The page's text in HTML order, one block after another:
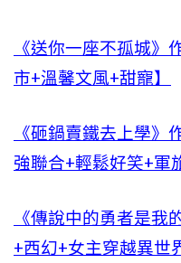
《送你一座不孤城》
市+溫馨文風+甜寵】
《砸鍋賣鐵去上學》
強聯合+輕鬆好笑+軍
《傳說中的勇者是我
+西幻+女主穿越異世